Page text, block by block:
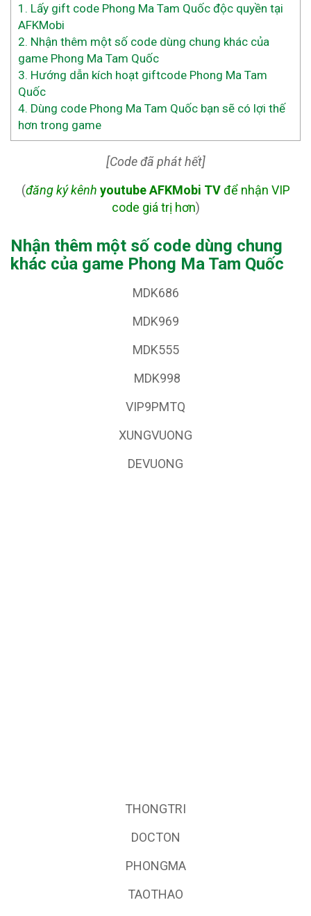
1. Lấy gift code Phong Ma Tam Quốc độc quyền tại
AFKMobi
2. Nhận thêm một số code dùng chung khác của
game Phong Ma Tam Quốc
3. Hướng dẫn kích hoạt giftcode Phong Ma Tam
Quốc
4. Dùng code Phong Ma Tam Quốc bạn sẽ có lợi thế
hơn trong game
[Code đã phát hết]
(đăng ký kênh youtube AFKMobi TVđể nhận VIP
code giá trị hơn)
Nhận thêm một số code dùng chung
khác của game Phong Ma Tam Quốc
MDK686
MDK969
MDK555
MDK998
VIP9PMTQ
XUNGVUONG
DEVUONG
THONGTRI
DOCTON
PHONGMA
TAOTHAO